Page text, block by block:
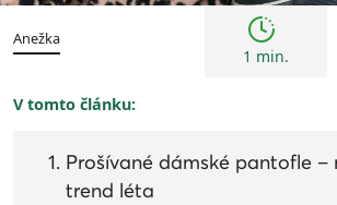
Anežka
1 min.
V tomto článku:
Prošívané dámské pantofle –
trend léta